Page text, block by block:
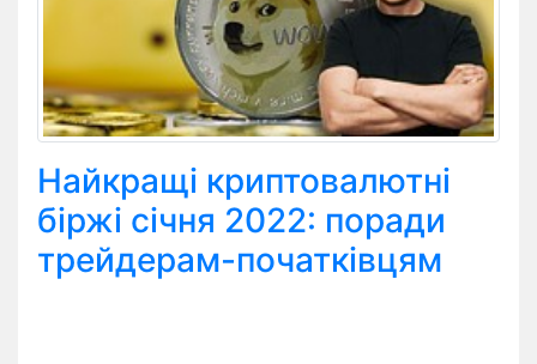
Найкращі криптовалютні
біржі січня 2022: поради
трейдерам-початківцям